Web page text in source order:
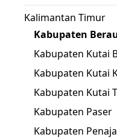
Kalimantan Timur
Kabupaten
Kabupaten Kutai
Kabupaten Kutai
Kabupaten Kutai
Kabupaten Paser
Kabupaten